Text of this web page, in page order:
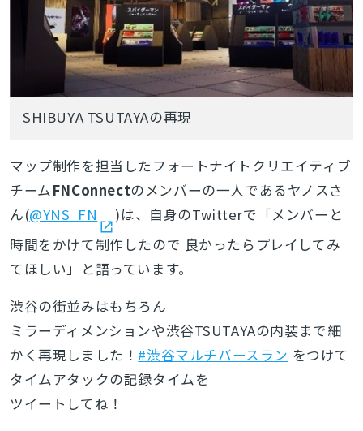
SHIBUYA TSUTAYAの再現
マップ制作を担当したフォートナイトクリエイティブ
チーム FNConnectのメンバーの一人であるヤノスさ
ん(@YNS_FN
)は、自身のTwitterで「メンバーと
時間をかけて制作したので 良かったらプレイしてみ
てほしい」と語っています。
渋谷の街並みはもちろん
ミラーディメンションや渋谷TSUTAYAの内装まで細
かく再現しました！ #渋谷マルチバースラン をつけて
タイムアタックの記録タイムを
ツイートしてね！